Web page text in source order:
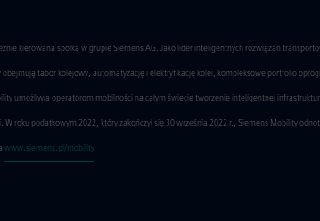
kierowana spółka w grupie Siemens AG. Jako lider inteligentnych rozwiązań
obejmują tabor kolejowy, automatyzację i elektryfikację kolei, kompleksowe portfolio
umożliwia operatorom mobilności na całym świecie tworzenie inteligentnej
roku podatkowym 2022, który zakończył się 30 września 2022 r., Siemens Mobility
www.siemens.pl/mobility